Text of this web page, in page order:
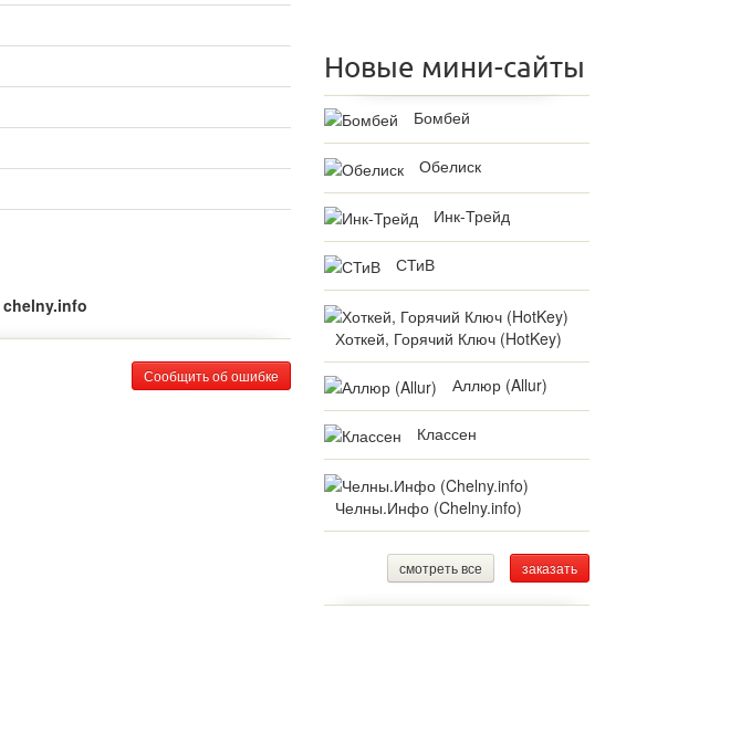
chelny.info
Сообщить об ошибке
Новые мини-сайты
Бомбей
Обелиск
Инк-Трейд
СТиВ
Хоткей, Горячий Ключ (HotKey)
Аллюр (Allur)
Классен
Челны.Инфо (Chelny.info)
смотреть все заказать